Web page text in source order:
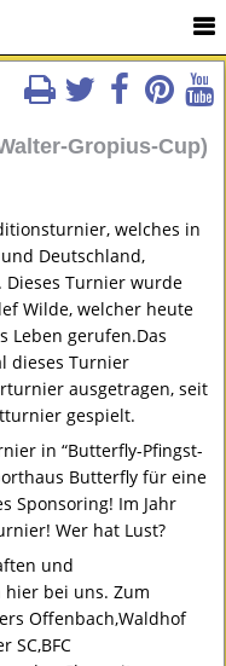
Gropius-Cup)
welches in
Deutschland,
Turnier wurde
Wilde, welcher heute
Leben gerufen.Das
dieses Turnier
ausgetragen, seit
gespielt.
in “Butterfly-Pfingst-
Butterfly für eine
Sponsoring! Im Jahr
Wer hat Lust?
und
bei uns. Zum
Offenbach,Waldhof
SC,BFC